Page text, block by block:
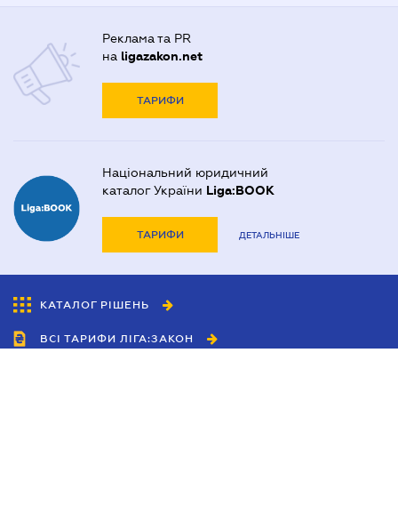
Реклама та PR
на ligazakon.net
ТАРИФИ
Національний юридичний
каталог України Liga:BOOK
ТАРИФИ ДЕТАЛЬНІШЕ
КАТАЛОГ РІШЕНЬ
ВСІ ТАРИФИ ЛІГА:ЗАКОН